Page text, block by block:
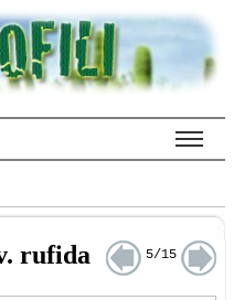
rufida 5/15